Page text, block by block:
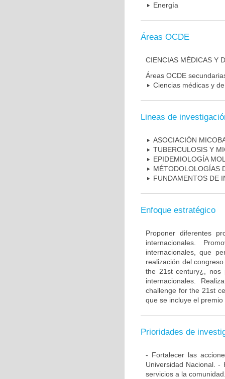
Energía
Áreas OCDE
CIENCIAS MÉDICAS Y
Áreas OCDE
Ciencias médicas y
Lineas de
ASOCIACIÓN
TUBERCULOSIS Y
EPIDEMIOLOGÍA
MÉTODOLOLOGÍAS
FUNDAMENTOS DE
Enfoque estratégico
Proponer diferentes
internacionales.
internacionales, que
realización del
the 21st century¿, nos
internacionales.
challenge for the 21st
que se incluye el
Prioridades de
- Fortalecer las
Universidad Nacional. -
servicios a la